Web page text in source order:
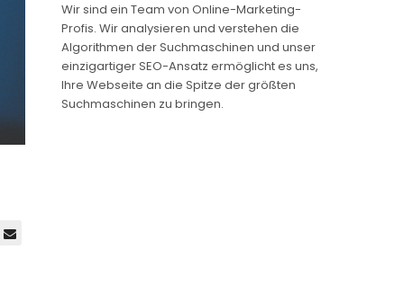
Wir sind ein Team von Online-Marketing-
Profis. Wir analysieren und verstehen die
Algorithmen der Suchmaschinen und unser
einzigartiger SEO-Ansatz ermöglicht es uns,
Ihre Webseite an die Spitze der größten
Suchmaschinen zu bringen.